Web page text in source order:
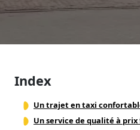
Index
Un trajet en taxi
Un service de qualité à